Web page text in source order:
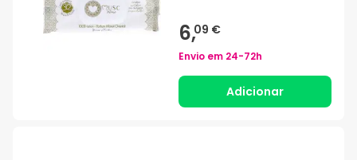
6,09 €
Envio em 24-72h
Adicionar